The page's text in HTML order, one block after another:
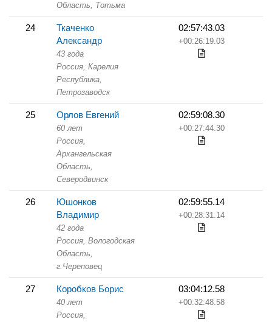
Область, Тотьма
24
Ткаченко
Александр
43 года
Россия, Карелия
Республика,
Петрозаводск
02:57:43.03
+00:26:19.03
25 Орлов Евгений
60 лет
Россия,
Архангельская
Область,
Северодвинск
02:59:08.30
+00:27:44.30
26
Юшонков
Владимир
42 года
Россия, Вологодская
Область,
г.Череповец
02:59:55.14
+00:28:31.14
27 Коробков Борис
40 лет
Россия,
03:04:12.58
+00:32:48.58